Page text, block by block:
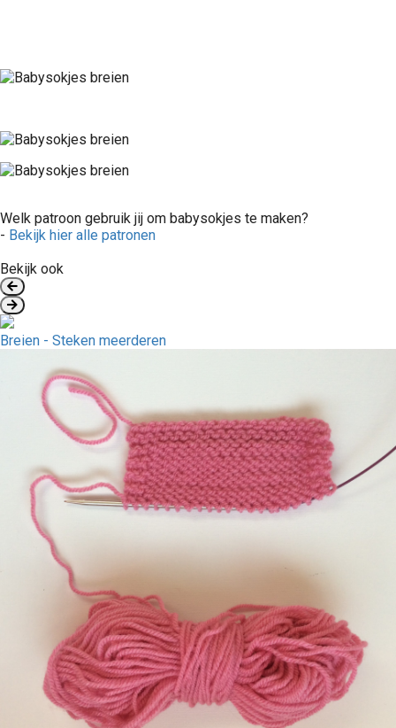
Welk patroon gebruik jij om babysokjes te maken?
- Bekijk hier alle patronen
Bekijk ook
Breien - Steken meerderen